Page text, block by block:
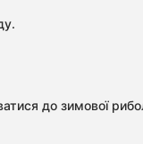
до зимової